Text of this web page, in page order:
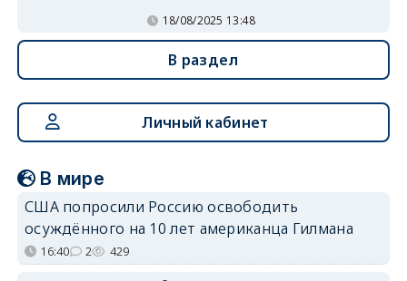
18/08/2025 13:48
В раздел
Личный кабинет
В мире
США попросили Россию освободить
осуждённого на 10 лет американца Гилмана
16:40 2 429